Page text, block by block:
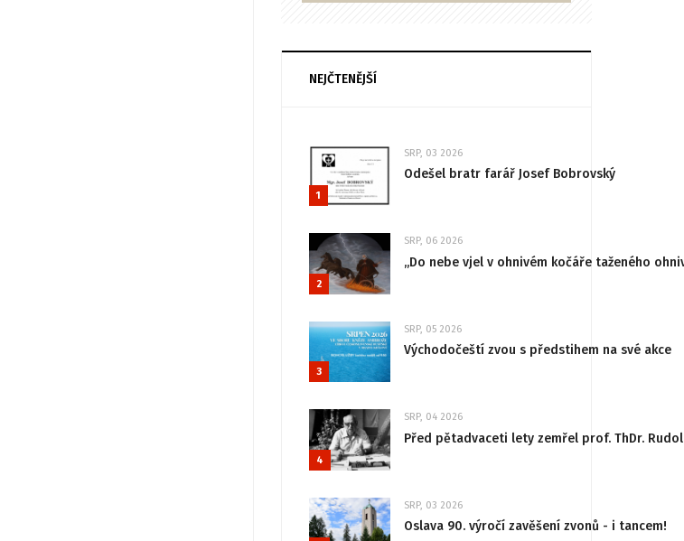
NEJČTENĚJŠÍ
1
SRP, 03 2026
Odešel bratr farář Josef Bobrovský
2
SRP, 06 2026
„Do nebe vjel v ohnivém kočáře taženého
3
SRP, 05 2026
Východočeští zvou s předstihem na své akce
4
SRP, 04 2026
Před pětadvaceti lety zemřel prof. ThDr.
SRP, 03 2026
Oslava 90. výročí zavěšení zvonů - i tancem!